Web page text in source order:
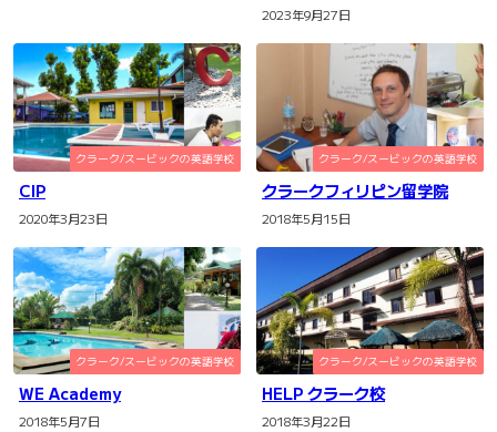
2023年9月27日
クラーク/スービックの英語学校
CIP
2020年3月23日
クラーク/スービックの英語学校
クラークフィリピン留学院
2018年5月15日
クラーク/スービックの英語学校
WE Academy
2018年5月7日
クラーク/スービックの英語学校
HELP クラーク校
2018年3月22日